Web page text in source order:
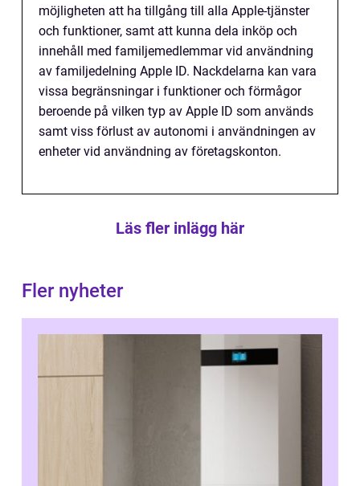
möjligheten att ha tillgång till alla Apple-tjänster
och funktioner, samt att kunna dela inköp och
innehåll med familjemedlemmar vid användning
av familjedelning Apple ID. Nackdelarna kan vara
vissa begränsningar i funktioner och förmågor
beroende på vilken typ av Apple ID som används
samt viss förlust av autonomi i användningen av
enheter vid användning av företagskonton.
Läs fler inlägg här
Fler nyheter